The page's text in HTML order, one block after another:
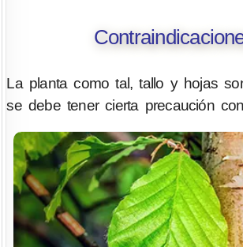
La planta como tal, tallo y hojas
se debe tener cierta precaución